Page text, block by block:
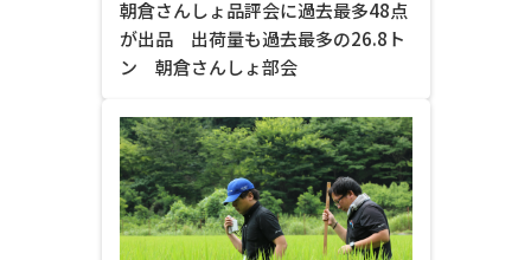
朝倉さんしょ品評会に過去最多48点
が出品 出荷量も過去最多の26.8ト
ン 朝倉さんしょ部会